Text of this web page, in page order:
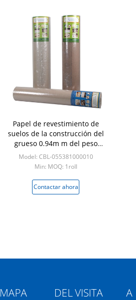
Papel de revestimiento de
suelos de la construcción del
grueso 0.94m m del peso
ligero de la longitud los 26m
Model: CBL-055381000010
Min: MOQ: 1roll
Contactar ahora
MAPA DELVISITA